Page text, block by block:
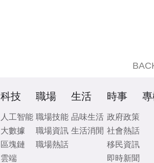
科技
人工智能
大數據
區塊鏈
雲端
職場
職場技能
職場資訊
職場熱話
生活
品味生活
生活消閒
時事
政府政策
社會熱話
移民資訊
即時新聞
專